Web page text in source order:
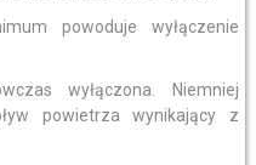
powoduje wyłączenie
wyłączona. Niemniej
powietrza wynikający z